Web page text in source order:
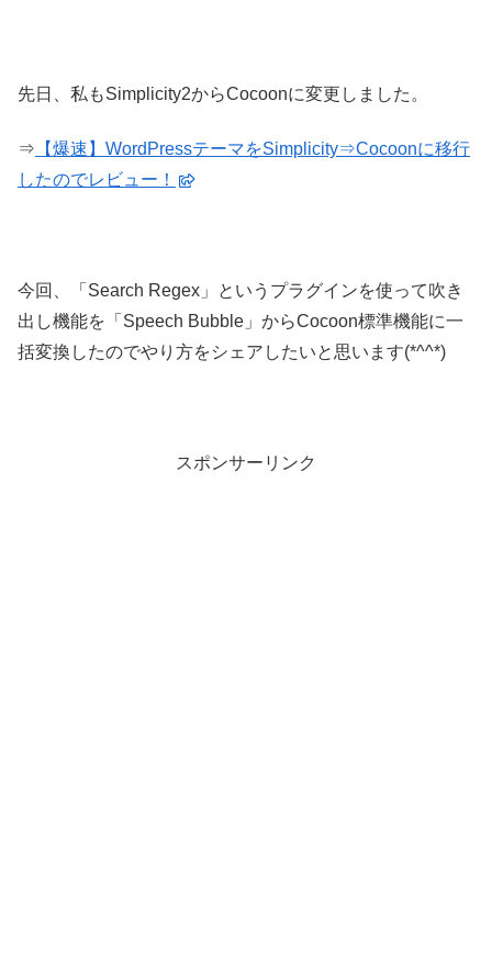
先日、私もSimplicity2からCocoonに変更しました。
⇒ 【爆速】WordPressテーマをSimplicity⇒Cocoonに移行
したのでレビュー！
今回、「Search Regex」というプラグインを使って吹き
出し機能を「Speech Bubble」からCocoon標準機能に一
括変換したのでやり方をシェアしたいと思います(*^^*)
スポンサーリンク